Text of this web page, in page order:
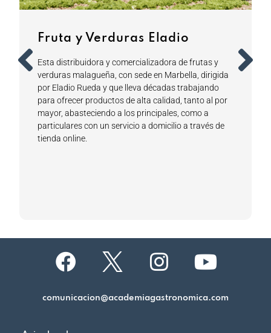
Fruta y Verduras Eladio
Esta distribuidora y comercializadora de frutas y
verduras malagueña, con sede en Marbella, dirigida
por Eladio Rueda y que lleva décadas trabajando
para ofrecer productos de alta calidad, tanto al por
mayor, abasteciendo a los principales, como a
particulares con un servicio a domicilio a través de
tienda online.
comunicacion@academiagastronomica.com